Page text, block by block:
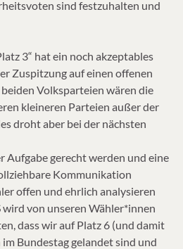
sind festzuhalten und
3“ hat ein noch akzeptables
Zuspitzung auf einen offenen
Volksparteien wären die
kleineren Parteien außer der
droht aber bei der nächsten
Aufgabe gerecht werden und eine
Kommunikation
offen und ehrlich analysieren
von unseren Wähler*innen
dass wir auf Platz 6 (und damit
Bundestag gelandet sind und